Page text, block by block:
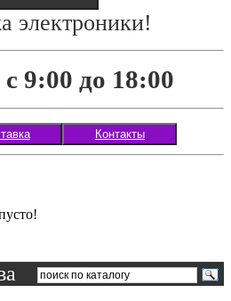
электроники!
9:00 до 18:00
Контакты